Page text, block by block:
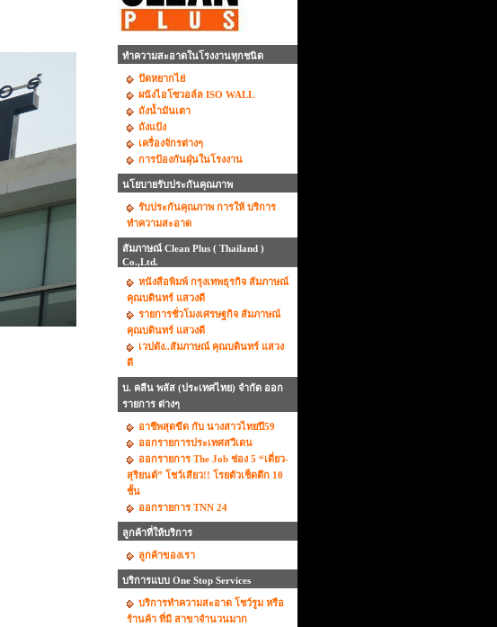
ทำความสะอาดในโรงงานทุกชนิด
ปัดหยากไย่
ผนังไอโซวอล์ล ISO WALL
ถังน้ำมันเตา
ถังแป้ง
เครื่องจักรต่างๆ
การป้องกันฝุ่นในโรงงาน
นโยบายรับประกันคุณภาพ
รับประกันคุณภาพ การให้ บริการ
ทำความสะอาด
สัมภาษณ์ Clean Plus ( Thailand )
Co.,Ltd.
หนังสือพิมพ์ กรุงเทพธุรกิจ สัมภาษณ์
คุณบดินทร์ แสวงดี
รายการชั่วโมงเศรษฐกิจ สัมภาษณ์
คุณบดินทร์ แสวงดี
เวปดัง..สัมภาษณ์ คุณบดินทร์ แสวง
ดี
บ. คลีน พลัส (ประเทศไทย) จำกัด ออก
รายการ ต่างๆ
อาชีพสุดขีด กับ นางสาวไทยปี59
ออกรายการประเทศสวีเดน
ออกรายการ The Job ช่อง 5 “เดี่ยว-
สุริยนต์” โชว์เสียว!! โรยตัวเช็ดตึก 10
ชั้น
ออกรายการ TNN 24
ลูกค้าที่ให้บริการ
ลูกค้าของเรา
บริการแบบ One Stop Services
บริการทำความสะอาด โชว์รูม หรือ
ร้านค้า ที่มี สาขาจำนวนมาก